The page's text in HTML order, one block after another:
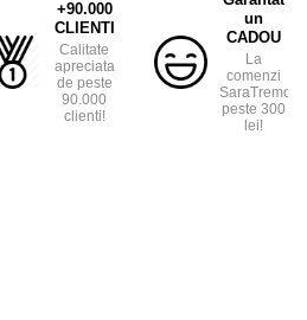
+90.000
CLIENTI
Calitate
apreciata
de peste
90.000
clienti!
un
CADOU
La
comenzi
SaraTremo
peste 300
lei!